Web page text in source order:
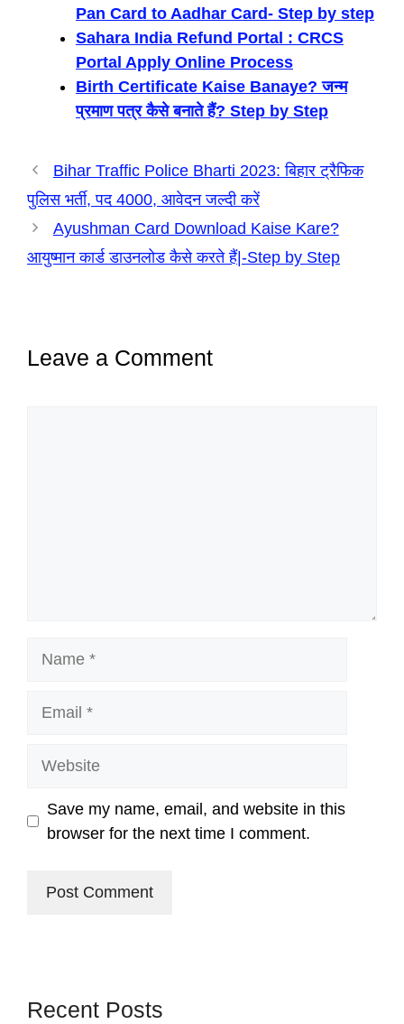
Pan Card to Aadhar Card- Step by step
Sahara India Refund Portal : CRCS
Portal Apply Online Process
Birth Certificate Kaise Banaye? जन्म
प्रमाण पत्र कैसे बनाते हैं? Step by Step
Bihar Traffic Police Bharti 2023: बिहार ट्रैफिक
पुलिस भर्ती, पद 4000, आवेदन जल्दी करें
Ayushman Card Download Kaise Kare?
आयुष्मान कार्ड डाउनलोड कैसे करते हैं|-Step by Step
Leave a Comment
Save my name, email, and website in this
browser for the next time I comment.
Recent Posts